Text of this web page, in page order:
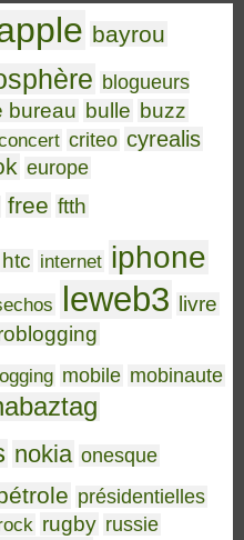
bayrou
blogueurs
bureau bulle buzz
criteo cyrealis
europe
free ftth
htc internet iphone
leweb3 livre
mobile mobinaute
nokia onesque
présidentielles
rugby russie